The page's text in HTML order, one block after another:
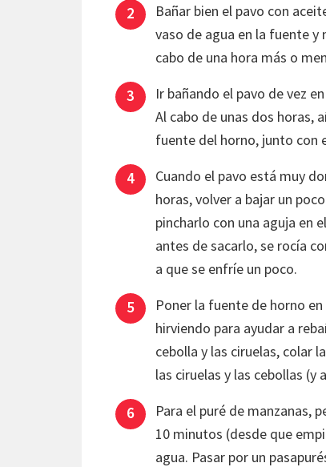
Bañar bien el pavo con
vaso de agua en la fuente y
cabo de una hora más o
Ir bañando el pavo de vez
Al cabo de unas dos horas,
fuente del horno, junto con
Cuando el pavo está muy
horas, volver a bajar un
pincharlo con una aguja en
antes de sacarlo, se rocía
a que se enfríe un poco.
Poner la fuente de horno
hirviendo para ayudar a
cebolla y las ciruelas, colar
las ciruelas y las cebollas (y
Para el puré de manzanas,
10 minutos (desde que
agua. Pasar por un